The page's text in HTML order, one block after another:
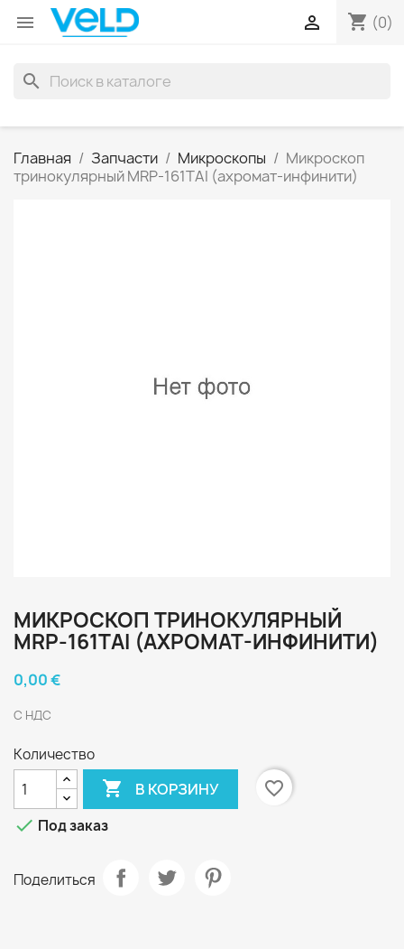
 shopping_cart (0)

search
Главная Запчасти Микроскопы
Микроскоп
тринокулярный MRP-161TAI (ахромат-инфинити)
МИКРОСКОП ТРИНОКУЛЯРНЫЙ
MRP-161TAI (АХРОМАТ-ИНФИНИТИ)
0,00 €
С НДС
Количество
 В КОРЗИНУ
favorite_border
 Под заказ
Поделиться